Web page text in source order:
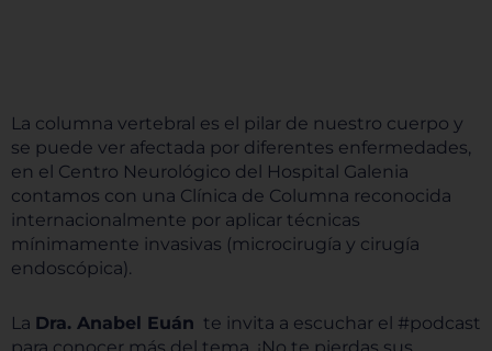
La columna vertebral es el pilar de nuestro cuerpo y
se puede ver afectada por diferentes enfermedades,
en el Centro Neurológico del Hospital Galenia
contamos con una Clínica de Columna reconocida
internacionalmente por aplicar técnicas
mínimamente invasivas (microcirugía y cirugía
endoscópica).
La Dra. Anabel Euán te invita a escuchar el #podcast